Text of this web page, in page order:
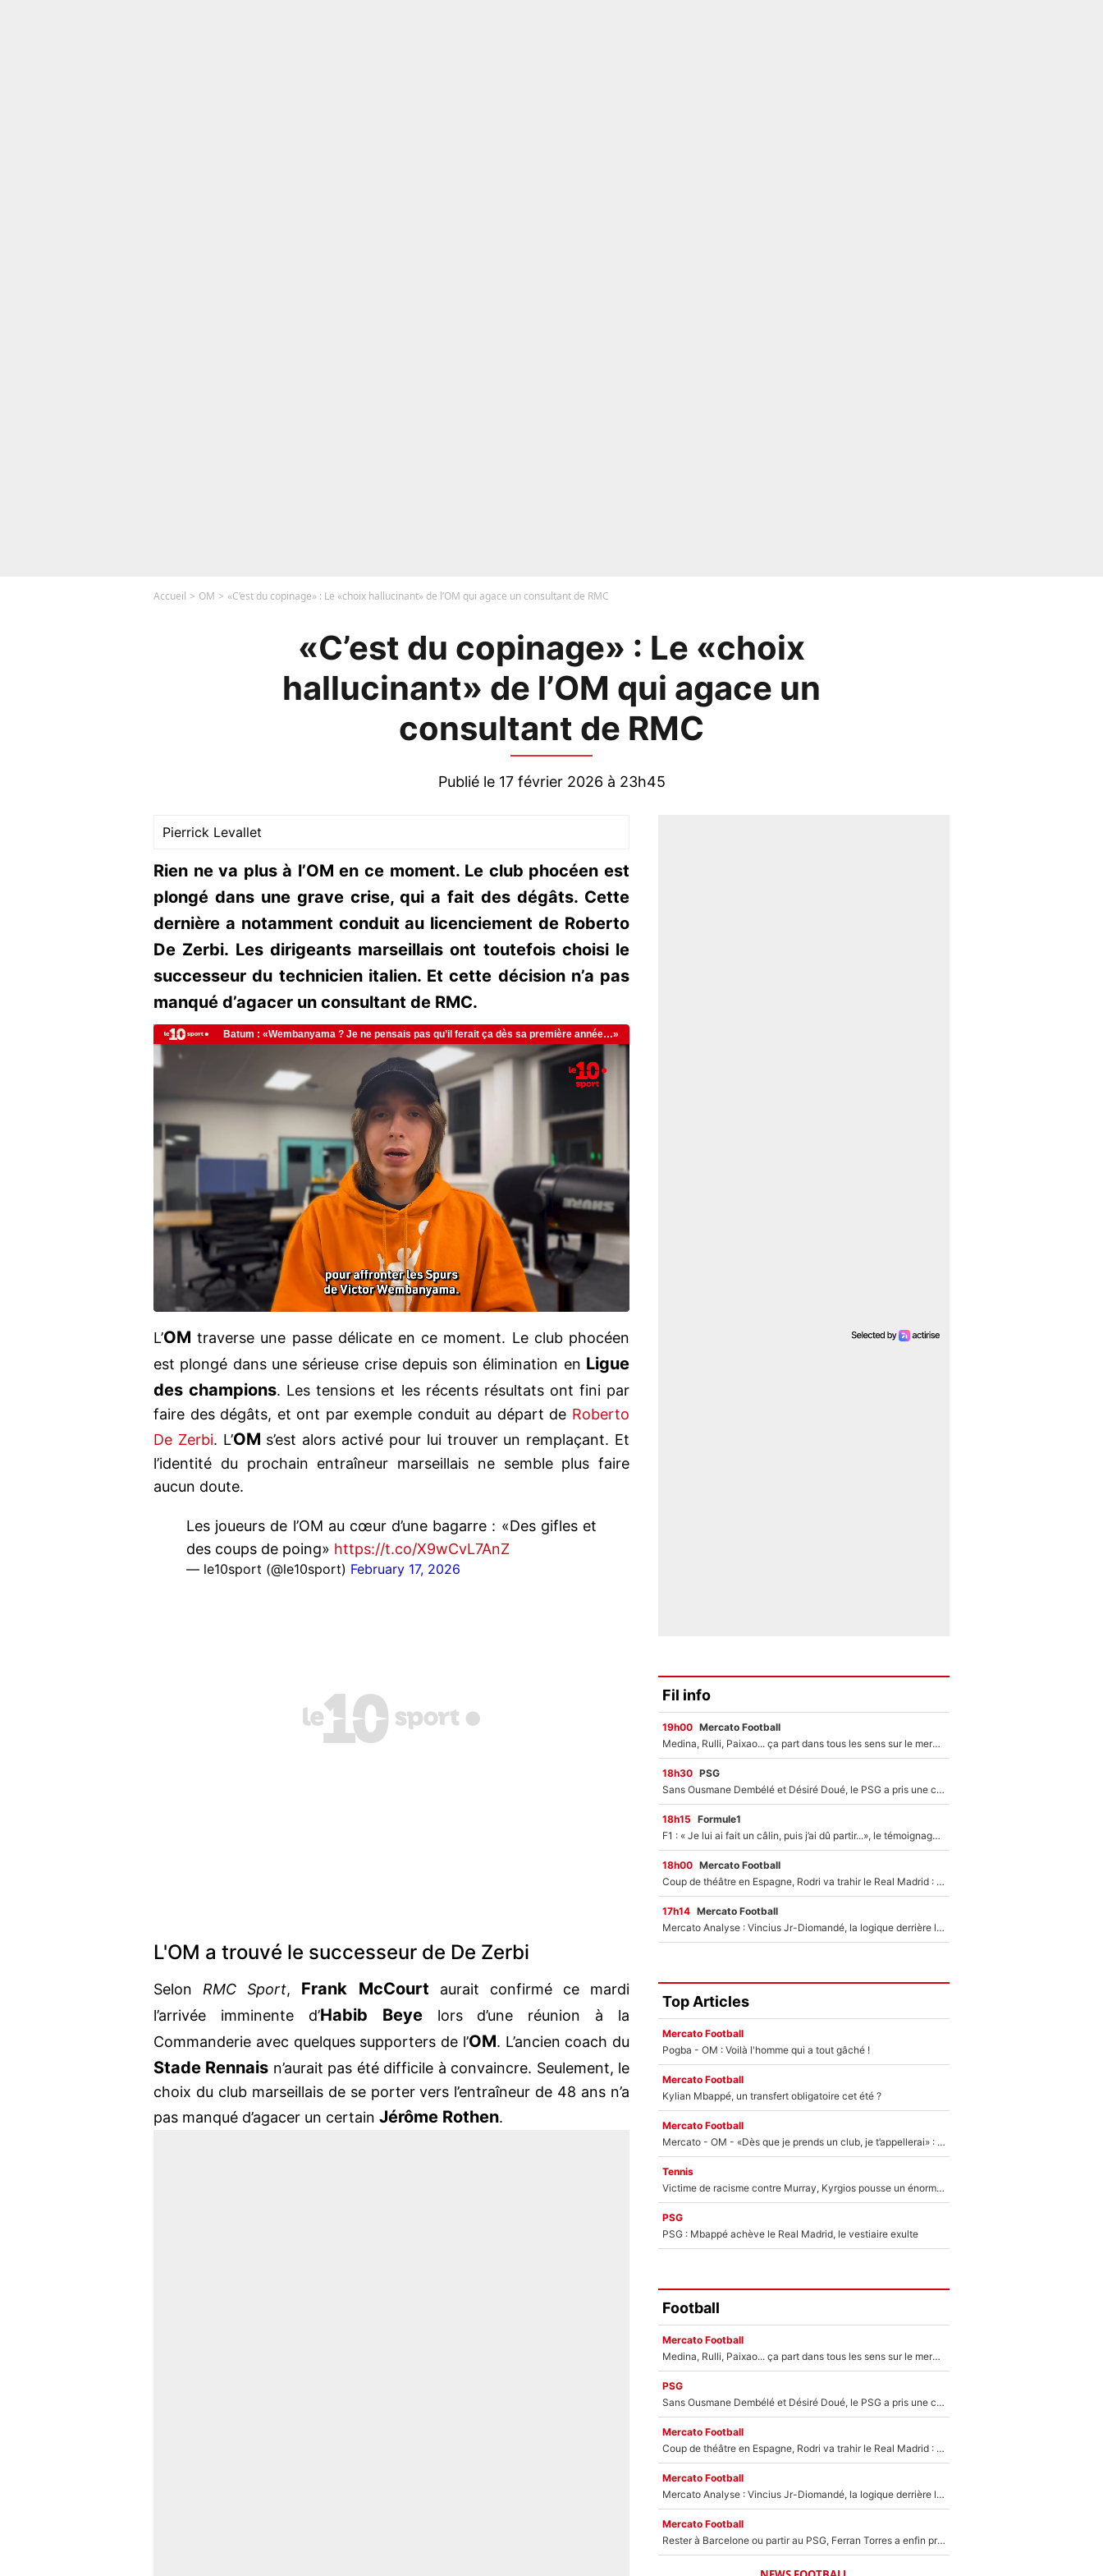
Accueil OM «C’est du copinage» : Le «choix hallucinant» de l’OM qui agace un consultant de RMC
«C’est du copinage» : Le «choix
hallucinant» de l’OM qui agace un
consultant de RMC
Publié le 17 février 2026 à 23h45
Pierrick Levallet
Rien ne va plus à l’OM en ce moment. Le club phocéen est
plongé dans une grave crise, qui a fait des dégâts. Cette
dernière a notamment conduit au licenciement de Roberto
De Zerbi. Les dirigeants marseillais ont toutefois choisi le
successeur du technicien italien. Et cette décision n’a pas
manqué d’agacer un consultant de RMC.
L’OM traverse une passe délicate en ce moment. Le club phocéen
est plongé dans une sérieuse crise depuis son élimination en Ligue
des champions. Les tensions et les récents résultats ont fini par
faire des dégâts, et ont par exemple conduit au départ de Roberto
De Zerbi. L’OM s’est alors activé pour lui trouver un remplaçant. Et
l’identité du prochain entraîneur marseillais ne semble plus faire
aucun doute.
Les joueurs de l’OM au cœur d’une bagarre : «Des gifles et
des coups de poing» https://t.co/X9wCvL7AnZ
— le10sport (@le10sport) February 17, 2026
L'OM a trouvé le successeur de De Zerbi
SelonRMC Sport, Frank McCourt aurait confirmé ce mardi
l’arrivée imminente d’Habib Beye
lors d’une réunion à la
Commanderie avec quelques supporters de l’OM. L’ancien coach du
Stade Rennais n’aurait pas été difficile à convaincre. Seulement, le
choix du club marseillais de se porter vers l’entraîneur de 48 ans n’a
pas manqué d’agacer un certain Jérôme Rothen.
Fil info
19h00 Mercato Football
Medina, Rulli, Paixao... ça part dans tous les sens sur le mercato de l'OM : Frank McCourt va enfin récupérer l'argent qu'il attend ?
18h30 PSG
Sans Ousmane Dembélé et Désiré Doué, le PSG a pris une correction face à Majorque : Luis Enrique attend avec impatience des renforts !
18h15 Formule1
F1 : « Je lui ai fait un câlin, puis j’ai dû partir...», le témoignage émouvant de Max Verstappen sur sa fille
18h00 Mercato Football
Coup de théâtre en Espagne, Rodri va trahir le Real Madrid : Le Ballon d'Or a choisi de signer au FC Barcelone !
17h14 Mercato Football
Mercato Analyse : Vincius Jr-Diomandé, la logique derrière la concordance des temps
Top Articles
Mercato Football
Pogba - OM : Voilà l'homme qui a tout gâché !
Mercato Football
Kylian Mbappé, un transfert obligatoire cet été ?
Mercato Football
Mercato - OM - «Dès que je prends un club, je t’appellerai» : La promesse de Marcelino au moment de claquer la porte
Tennis
Victime de racisme contre Murray, Kyrgios pousse un énorme coup de gueule !
PSG
PSG : Mbappé achève le Real Madrid, le vestiaire exulte
Football
Mercato Football
Medina, Rulli, Paixao... ça part dans tous les sens sur le mercato de l'OM : Frank McCourt va enfin récupérer l'argent qu'il attend ?
PSG
Sans Ousmane Dembélé et Désiré Doué, le PSG a pris une correction face à Majorque : Luis Enrique attend avec impatience des renforts !
Mercato Football
Coup de théâtre en Espagne, Rodri va trahir le Real Madrid : Le Ballon d'Or a choisi de signer au FC Barcelone !
Mercato Football
Mercato Analyse : Vincius Jr-Diomandé, la logique derrière la concordance des temps
Mercato Football
Rester à Barcelone ou partir au PSG, Ferran Torres a enfin pris sa décision : La course contre la montre est lancée !